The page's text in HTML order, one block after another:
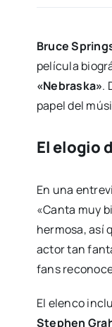
Bruce
película
«Nebraska».
papel del
El elogio
En una
«Canta muy
hermosa, así
actor tan
fans
El elenco
Stephen